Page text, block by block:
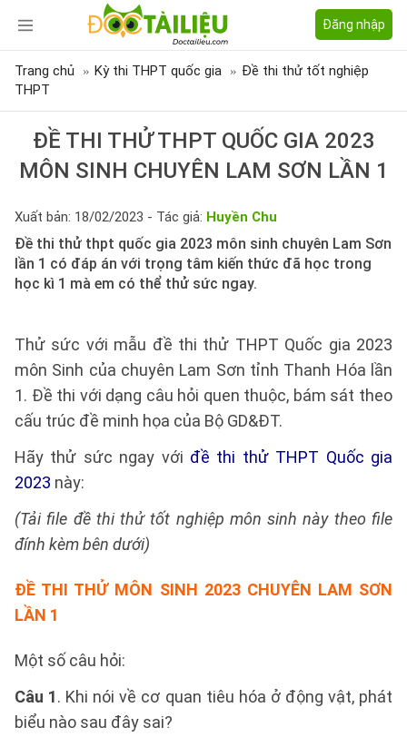
Đăng nhập
Trang chủ Kỳ thi THPT quốc gia
Đề thi thử tốt nghiệp
THPT
ĐỀ THI THỬ THPT QUỐC GIA 2023
MÔN SINH CHUYÊN LAM SƠN LẦN 1
Xuất bản: 18/02/2023 - Tác giả: Huyền Chu
Đề thi thử thpt quốc gia 2023 môn sinh chuyên Lam Sơn
lần 1 có đáp án với trọng tâm kiến thức đã học trong
học kì 1 mà em có thể thử sức ngay.
Thử sức với mẫu đề thi thử THPT Quốc gia 2023
môn Sinh của chuyên Lam Sơn tỉnh Thanh Hóa lần
1. Đề thi với dạng câu hỏi quen thuộc, bám sát theo
cấu trúc đề minh họa của Bộ GD&ĐT.
Hãy thử sức ngay với đề thi thử THPT Quốc gia
2023 này:
(Tải file đề thi thử tốt nghiệp môn sinh này theo file
đính kèm bên dưới)
ĐỀ THI THỬ MÔN SINH 2023 CHUYÊN LAM SƠN
LẦN 1
Một số câu hỏi:
Câu 1. Khi nói về cơ quan tiêu hóa ở động vật, phát
biểu nào sau đây sai?